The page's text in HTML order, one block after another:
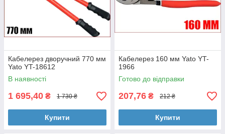
Кабелерез дворучний 770 мм
Yato YT-18612
В наявності
1 695,40 ₴ 1 730 ₴
Купити
Кабелерез 160 мм Yato YT-
1966
Готово до відправки
207,76 ₴ 212 ₴
Купити